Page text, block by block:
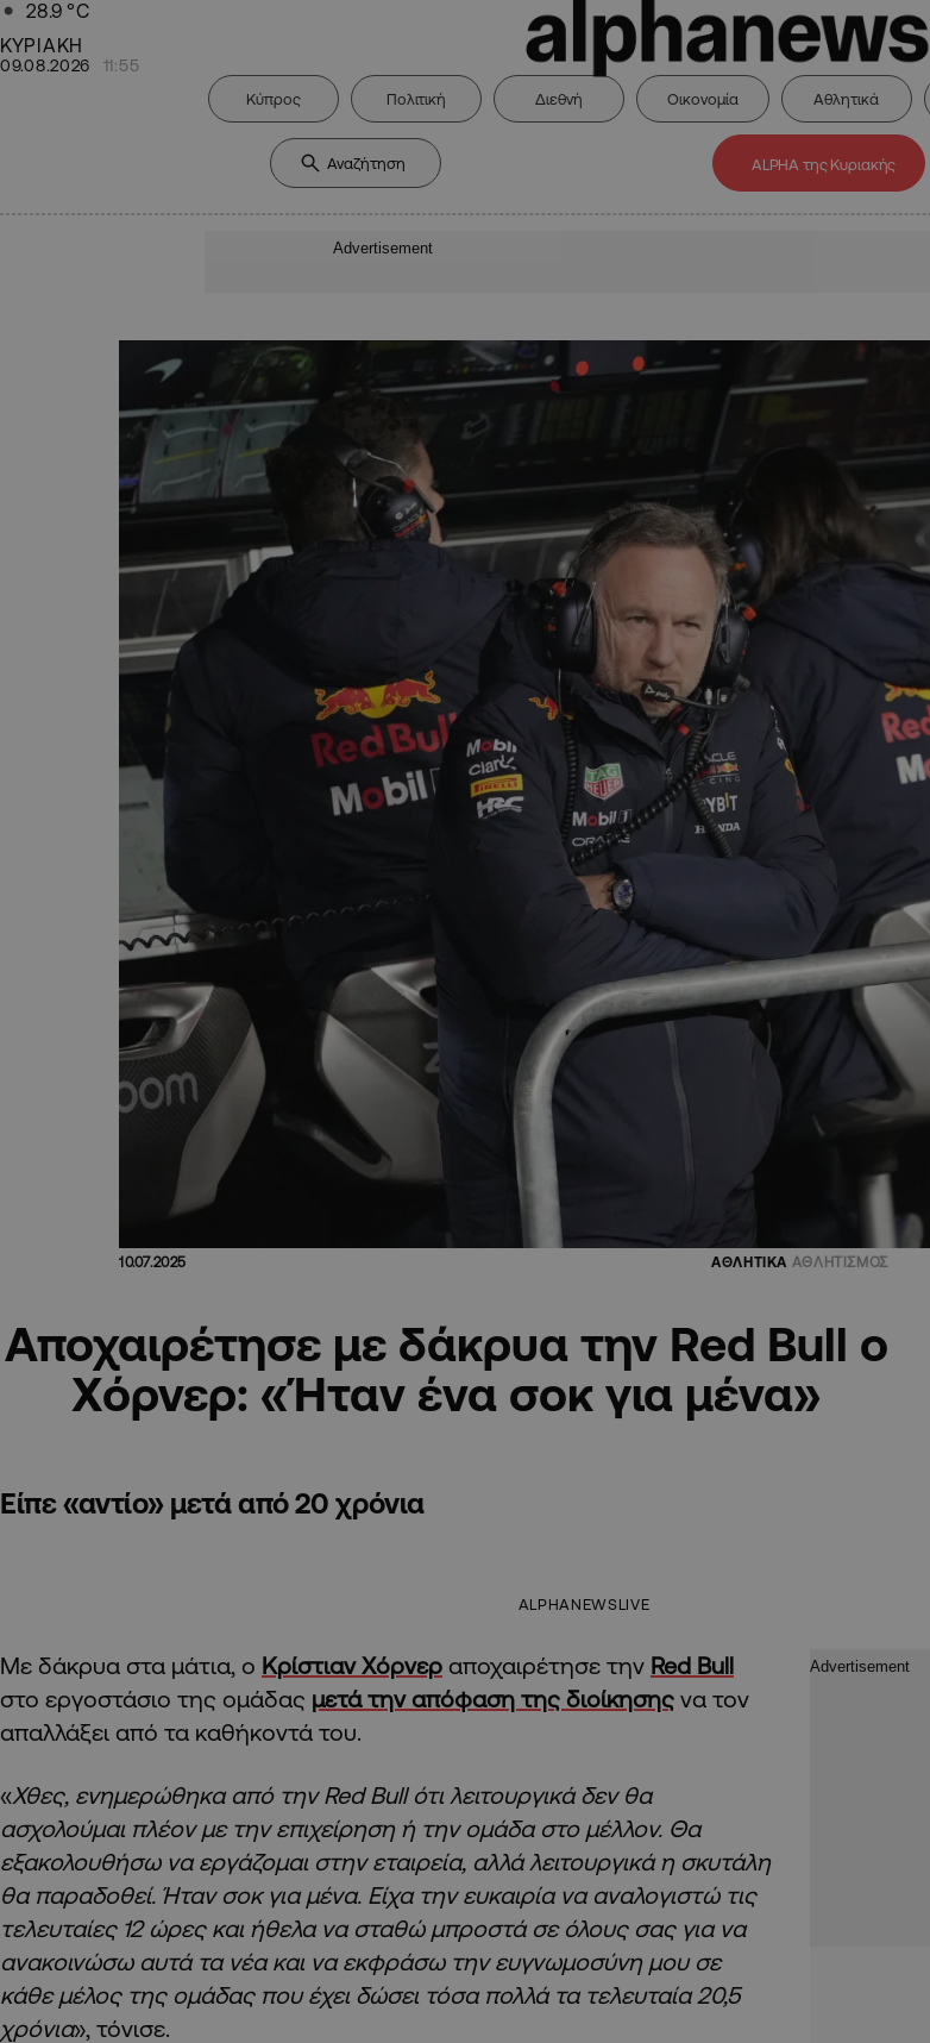
28.9 °C
ΚΥΡΙΑΚΗ
09.08.2026 11:55
Κύπρος Πολιτική Διεθνή Οικονομία Αθλητικά
ALPHA της Κυριακής
Advertisement
10.07.2025 ΑΘΛΗΤΙΚΑ ΑΘΛΗΤΙΣΜΟΣ
Αποχαιρέτησε με δάκρυα την Red Bull ο
Χόρνερ: «Ήταν ένα σοκ για μένα»
Είπε «αντίο» μετά από 20 χρόνια
ALPHANEWSLIVE
Με δάκρυα στα μάτια, ο Κρίστιαν Χόρνερ αποχαιρέτησε την Red Bull
στο εργοστάσιο της ομάδας μετά την απόφαση της διοίκησης να τον
απαλλάξει από τα καθήκοντά του.
«Χθες, ενημερώθηκα από την Red Bull ότι λειτουργικά δεν θα
ασχολούμαι πλέον με την επιχείρηση ή την ομάδα στο μέλλον. Θα
εξακολουθήσω να εργάζομαι στην εταιρεία, αλλά λειτουργικά η σκυτάλη
θα παραδοθεί. Ήταν σοκ για μένα. Είχα την ευκαιρία να αναλογιστώ τις
τελευταίες 12 ώρες και ήθελα να σταθώ μπροστά σε όλους σας για να
ανακοινώσω αυτά τα νέα και να εκφράσω την ευγνωμοσύνη μου σε
κάθε μέλος της ομάδας που έχει δώσει τόσα πολλά τα τελευταία 20,5
χρόνια», τόνισε.